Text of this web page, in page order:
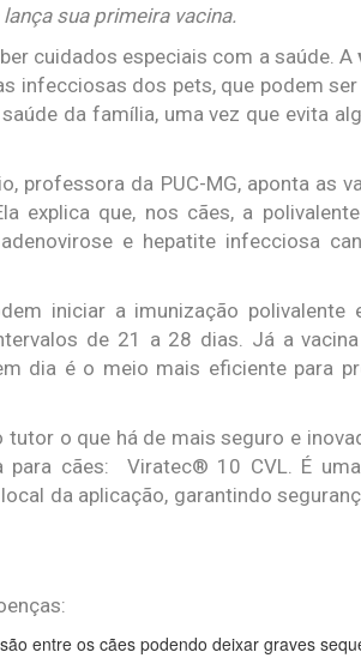
sua primeira vacina.
cuidados especiais com a saúde. A
infecciosas dos pets, que podem
da família, uma vez que evita
professora da PUC-MG, aponta as
explica que, nos cães, a
e hepatite infecciosa
iniciar a imunização
de 21 a 28 dias. Já a
dia é o meio mais eficiente para
o que há de mais seguro e
para cães: Viratec® 10 CVL. É
da aplicação, garantindo
entre os cães podendo deixar graves